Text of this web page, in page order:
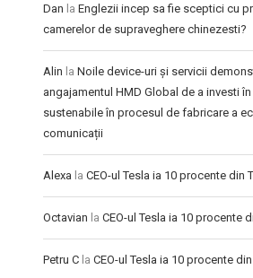
Dan la Englezii incep sa fie sceptici cu
camerelor de supraveghere chinezesti?
Alin la Noile device-uri și servicii
angajamentul HMD Global de a investi
sustenabile în procesul de fabricare a
comunicații
Alexa la CEO-ul Tesla ia 10 procente din
Octavian la CEO-ul Tesla ia 10 procente
Petru C la CEO-ul Tesla ia 10 procente